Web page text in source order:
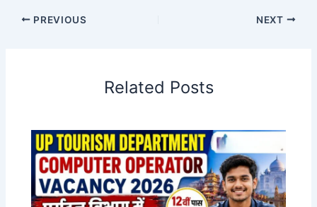
PREVIOUS NEXT
Related Posts